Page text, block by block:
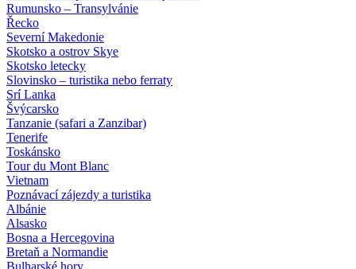
Rumunsko – Transylvánie
Řecko
Severní Makedonie
Skotsko a ostrov Skye
Skotsko letecky
Slovinsko – turistika nebo ferraty
Srí Lanka
Švýcarsko
Tanzanie (safari a Zanzibar)
Tenerife
Toskánsko
Tour du Mont Blanc
Vietnam
Poznávací zájezdy a turistika
Albánie
Alsasko
Bosna a Hercegovina
Bretaň a Normandie
Bulharské hory